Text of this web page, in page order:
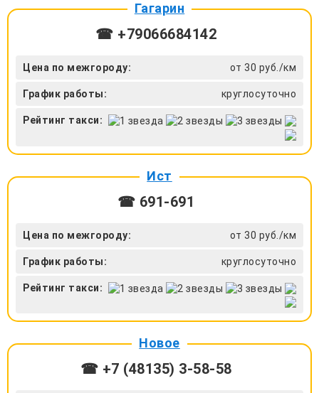
Гагарин
☎ +79066684142
Цена по межгороду: от 30 руб./км
График работы: круглосуточно
Рейтинг такси:
Ист
☎ 691-691
Цена по межгороду: от 30 руб./км
График работы: круглосуточно
Рейтинг такси:
Новое
☎ +7 (48135) 3-58-58